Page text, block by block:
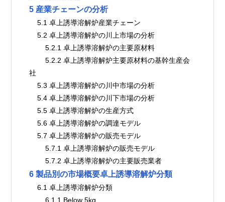
5 産業チェーンの分析
    5.1 卓上誘導溶解炉産業チェーン
    5.2 卓上誘導溶解炉の川上市場の分析
        5.2.1 卓上誘導溶解炉の主要原材料
        5.2.2 卓上誘導溶解炉主要原材料の基幹生産会
社
    5.3 卓上誘導溶解炉の川中市場の分析
    5.4 卓上誘導溶解炉の川下市場の分析
    5.5 卓上誘導溶解炉の生産方式
    5.6 卓上誘導溶解炉の調達モデル
    5.7 卓上誘導溶解炉の販売モデル
        5.7.1 卓上誘導溶解炉の販売モデル
        5.7.2 卓上誘導溶解炉の主要販売業者
6 製品別の市場概要卓上誘導溶解炉分類
    6.1 卓上誘導溶解炉分類
        6.1.1 Below 5kg